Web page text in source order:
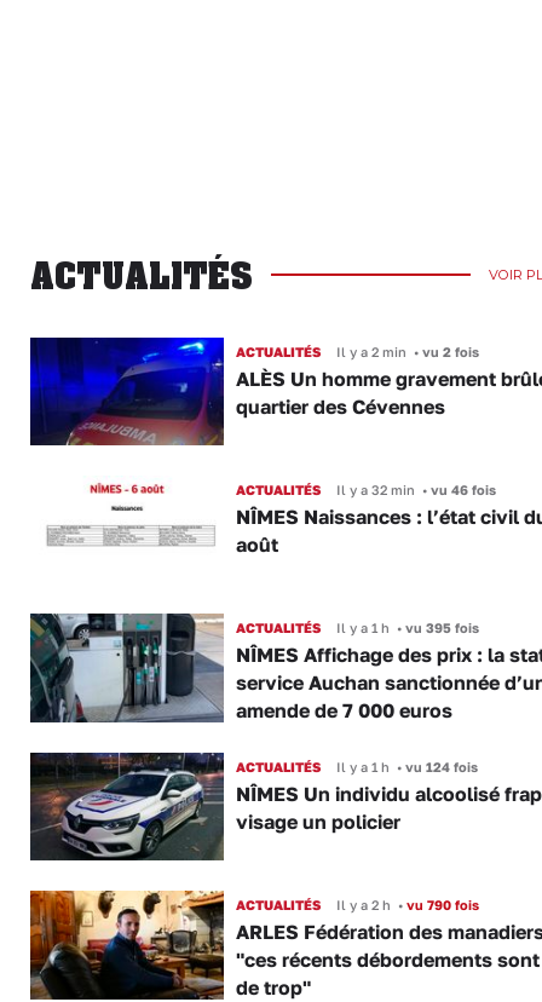
ACTUALITÉS VOIR
ACTUALITÉS Il y a 2 min •vu 2 fois
ALÈS Un homme gravement
quartier des Cévennes
ACTUALITÉS Il y a 32 min •vu 46 fois
NÎMES Naissances : l’état civil
août
ACTUALITÉS Il y a 1 h •vu 395 fois
NÎMES Affichage des prix : la
service Auchan sanctionnée
amende de 7 000 euros
ACTUALITÉS Il y a 1 h •vu 124 fois
NÎMES Un individu alcoolisé
visage un policier
ACTUALITÉS Il y a 2 h •vu 790 fois
ARLES Fédération des
"ces récents débordements
de trop"